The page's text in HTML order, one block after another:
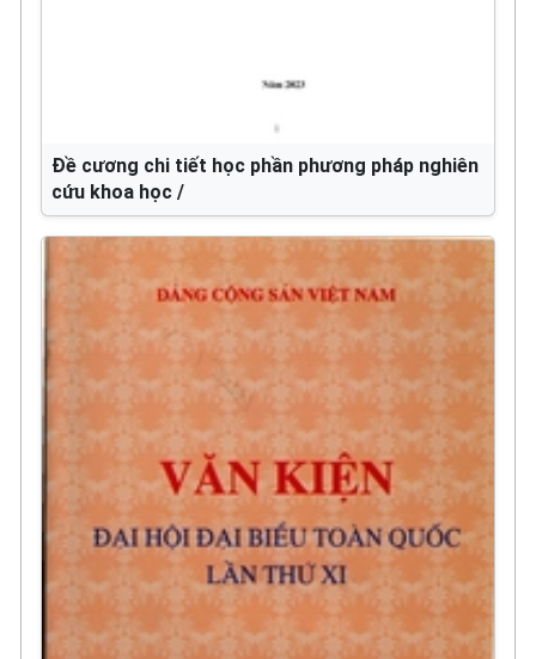
Đề cương chi tiết học phần phương pháp nghiên
cứu khoa học /